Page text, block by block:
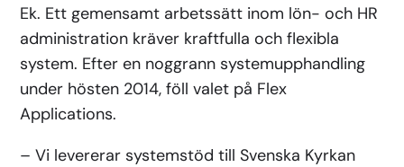
Ek. Ett gemensamt arbetssätt inom lön- och HR
administration kräver kraftfulla och flexibla
system. Efter en noggrann systemupphandling
under hösten 2014, föll valet på Flex
Applications.
– Vi levererar systemstöd till Svenska Kyrkan